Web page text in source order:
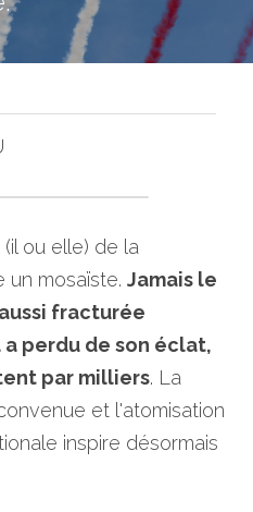
ou elle) de la
un mosaïste. Jamais le
fracturée
perdu de son éclat,
par milliers. La
et l'atomisation
inspire désormais